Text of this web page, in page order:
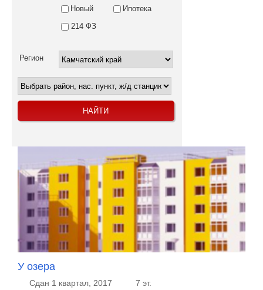
Новый
Ипотека
214 ФЗ
Регион
У озера
Сдан 1 квартал, 2017 7 эт.